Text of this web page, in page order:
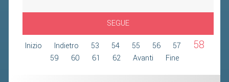
SEGUE
Inizio Indietro 53 54 55 56 57 58
59 60 61 62 Avanti Fine
2020
2019